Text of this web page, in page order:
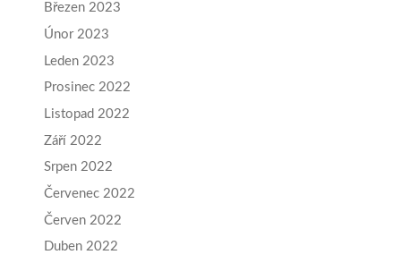
Březen 2023
Únor 2023
Leden 2023
Prosinec 2022
Listopad 2022
Září 2022
Srpen 2022
Červenec 2022
Červen 2022
Duben 2022